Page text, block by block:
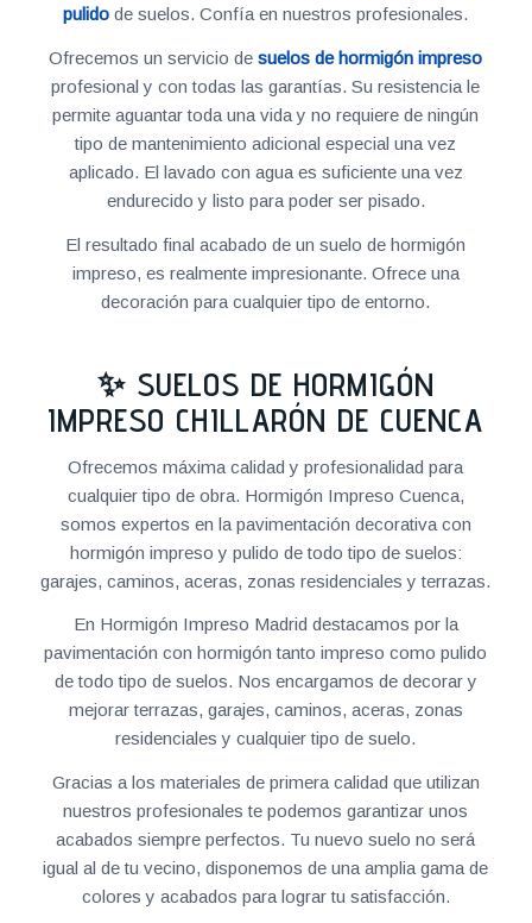
pulido de suelos. Confía en nuestros profesionales.
Ofrecemos un servicio desuelos de hormigón impreso
profesional y con todas las garantías. Su resistencia le
permite aguantar toda una vida y no requiere de ningún
tipo de mantenimiento adicional especial una vez
aplicado. El lavado con agua es suficiente una vez
endurecido y listo para poder ser pisado.
El resultado final acabado de un suelo de hormigón
impreso, es realmente impresionante. Ofrece una
decoración para cualquier tipo de entorno.
✨ SUELOS DE HORMIGÓN
IMPRESO CHILLARÓN DE CUENCA
Ofrecemos máxima calidad y profesionalidad para
cualquier tipo de obra. Hormigón Impreso Cuenca,
somos expertos en la pavimentación decorativa con
hormigón impreso y pulido de todo tipo de suelos:
garajes, caminos, aceras, zonas residenciales y terrazas.
En Hormigón Impreso Madrid destacamos por la
pavimentación con hormigón tanto impreso como pulido
de todo tipo de suelos. Nos encargamos de decorar y
mejorar terrazas, garajes, caminos, aceras, zonas
residenciales y cualquier tipo de suelo.
Gracias a los materiales de primera calidad que utilizan
nuestros profesionales te podemos garantizar unos
acabados siempre perfectos. Tu nuevo suelo no será
igual al de tu vecino, disponemos de una amplia gama de
colores y acabados para lograr tu satisfacción.